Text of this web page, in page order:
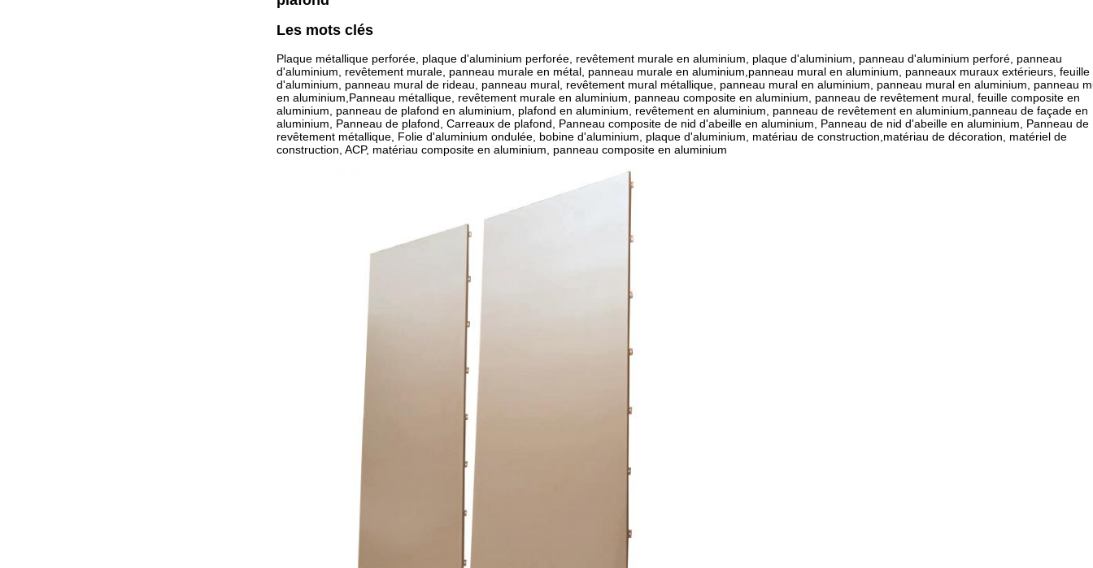
Les mots clés
Plaque métallique perforée, plaque d'aluminium perforée, revêtement murale en aluminium, plaque d'aluminium, panneau d'aluminium perforé, panneau
d'aluminium, revêtement murale, panneau murale en métal, panneau murale en aluminium,panneau mural en aluminium, panneaux muraux extérieurs, feuille
d'aluminium, panneau mural de rideau, panneau mural, revêtement mural métallique, panneau mural en aluminium, panneau mural en aluminium, panneau
en aluminium,Panneau métallique, revêtement murale en aluminium, panneau composite en aluminium, panneau de revêtement mural, feuille composite en
aluminium, panneau de plafond en aluminium, plafond en aluminium, revêtement en aluminium, panneau de revêtement en aluminium,panneau de façade en
aluminium, Panneau de plafond, Carreaux de plafond, Panneau composite de nid d'abeille en aluminium, Panneau de nid d'abeille en aluminium, Panneau de
revêtement métallique, Folie d'aluminium ondulée, bobine d'aluminium, plaque d'aluminium, matériau de construction,matériau de décoration, matériel de
construction, ACP, matériau composite en aluminium, panneau composite en aluminium